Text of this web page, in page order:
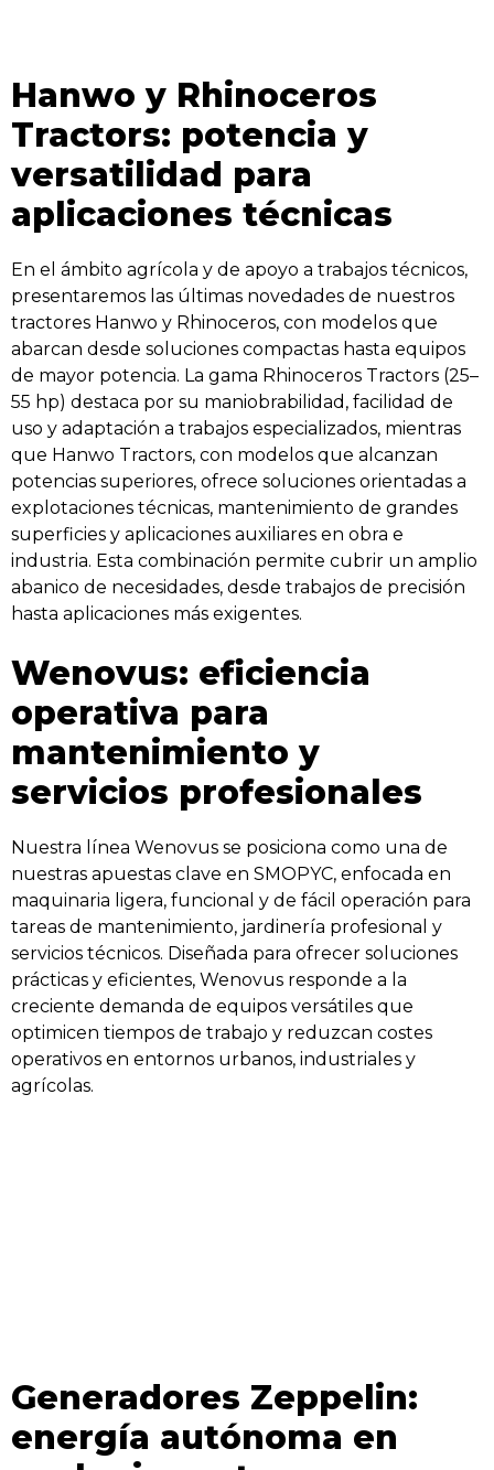
Hanwo y Rhinoceros
Tractors: potencia y
versatilidad para
aplicaciones técnicas
En el ámbito agrícola y de apoyo a trabajos técnicos,
presentaremos las últimas novedades de nuestros
tractores Hanwo y Rhinoceros, con modelos que
abarcan desde soluciones compactas hasta equipos
de mayor potencia. La gama Rhinoceros Tractors (25–
55 hp) destaca por su maniobrabilidad, facilidad de
uso y adaptación a trabajos especializados, mientras
que Hanwo Tractors, con modelos que alcanzan
potencias superiores, ofrece soluciones orientadas a
explotaciones técnicas, mantenimiento de grandes
superficies y aplicaciones auxiliares en obra e
industria. Esta combinación permite cubrir un amplio
abanico de necesidades, desde trabajos de precisión
hasta aplicaciones más exigentes.
Wenovus: eficiencia
operativa para
mantenimiento y
servicios profesionales
Nuestra línea Wenovus se posiciona como una de
nuestras apuestas clave en SMOPYC, enfocada en
maquinaria ligera, funcional y de fácil operación para
tareas de mantenimiento, jardinería profesional y
servicios técnicos. Diseñada para ofrecer soluciones
prácticas y eficientes, Wenovus responde a la
creciente demanda de equipos versátiles que
optimicen tiempos de trabajo y reduzcan costes
operativos en entornos urbanos, industriales y
agrícolas.
Generadores Zeppelin:
energía autónoma en